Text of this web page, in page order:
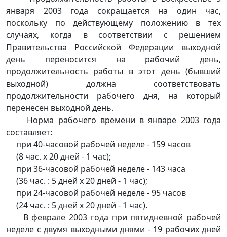
января 2003 года сокращается на один час,
поскольку по действующему положению в тех
случаях, когда в соответствии с решением
Правительства Российской Федерации выходной
день переносится на рабочий день,
продолжительность работы в этот день (бывший
выходной) должна соответствовать
продолжительности рабочего дня, на который
перенесен выходной день.
Норма рабочего времени в январе 2003 года
составляет:
при 40-часовой рабочей неделе - 159 часов
(8 час. x 20 дней - 1 час);
при 36-часовой рабочей неделе - 143 часа
(36 час. : 5 дней x 20 дней - 1 час);
при 24-часовой рабочей неделе - 95 часов
(24 час. : 5 дней x 20 дней - 1 час).
В феврале 2003 года при пятидневной рабочей
неделе с двумя выходными днями - 19 рабочих дней